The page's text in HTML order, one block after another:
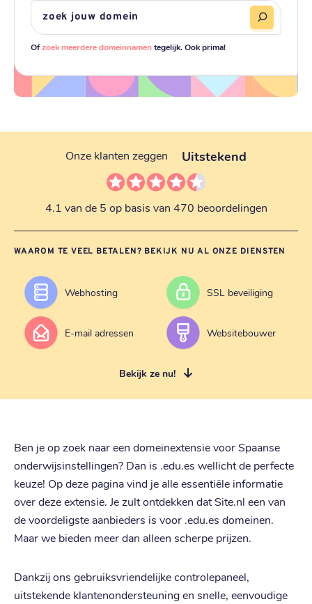
Ofzoek meerdere domeinnamentegelijk. Ook prima!
Onze klanten zeggen Uitstekend
4.1 van de 5 op basis van 470 beoordelingen
WAAROM TE VEEL BETALEN? BEKIJK NU AL ONZE DIENSTEN
Webhosting SSL beveiliging
E-mail adressen Websitebouwer
Bekijk ze nu!
Ben je op zoek naar een domeinextensie voor Spaanse
onderwijsinstellingen? Dan is .edu.es wellicht de perfecte
keuze! Op deze pagina vind je alle essentiële informatie
over deze extensie. Je zult ontdekken dat Site.nl een van
de voordeligste aanbieders is voor .edu.es domeinen.
Maar we bieden meer dan alleen scherpe prijzen.
Dankzij ons gebruiksvriendelijke controlepaneel,
uitstekende klantenondersteuning en snelle, eenvoudige